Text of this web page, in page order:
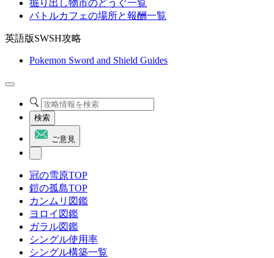
掘り出し物市のどうぐ一覧
バトルカフェの場所と報酬一覧
英語版SWSH攻略
Pokemon Sword and Shield Guides
検索
ご意見
冠の雪原TOP
鎧の孤島TOP
カンムリ図鑑
ヨロイ図鑑
ガラル図鑑
シングル使用率
シングル構築一覧